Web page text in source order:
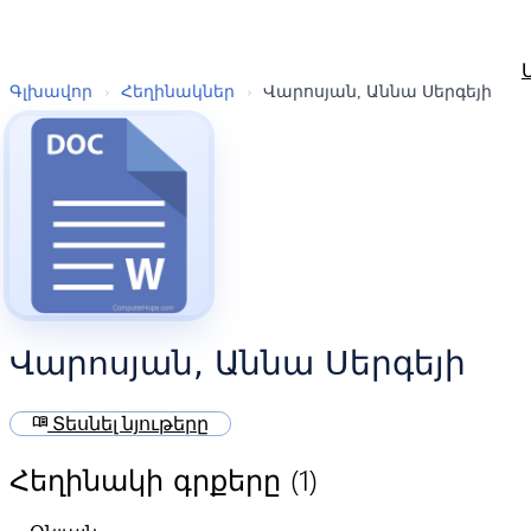
Գլխավոր › Հեղինակներ › Վարոսյան, Աննա Սերգեյի
Վարոսյան, Աննա Սերգեյի
menu_book Տեսնել նյութերը
Հեղինակի գրքերը (1)